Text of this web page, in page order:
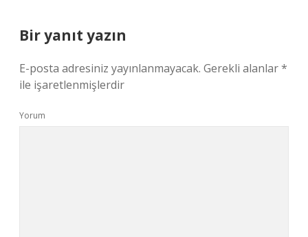
Bir yanıt yazın
E-posta adresiniz yayınlanmayacak. Gerekli alanlar*
ile işaretlenmişlerdir
Yorum